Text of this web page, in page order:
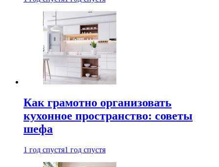
Как грамотно организовать
кухонное пространство: советы
шефа
1 год спустя1 год спустя